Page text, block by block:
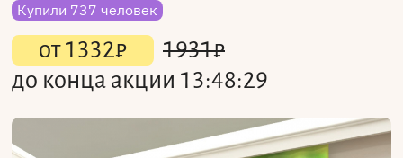
Купили 737 человек
от1332₽ 1931₽
до конца акции 13:48:29